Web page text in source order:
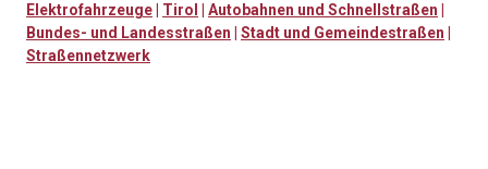
Elektrofahrzeuge
Tirol Autobahnen und Schnellstraßen
Bundes- und Landesstraßen
Stadt und Gemeindestraßen
Straßennetzwerk